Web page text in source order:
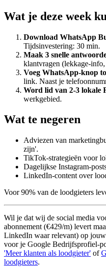
Wat je deze week
Download WhatsApp
Tijdsinvestering: 30 min.
Maak 3 snelle
klantvragen (lekkage-
Voeg WhatsApp-knop
link. Naast je
Word lid van 2-3 lokale
werkgebied.
Wat te negeren
Adviezen van
zijn'.
TikTok-strategieën voor
Dagelijkse Instagram-
LinkedIn-content over
Voor 90% van de loodgieters
Wil je dat wij de social media
abonnement (€429/m) levert
LinkedIn waar relevant) op
voor je Google Bedrijfsprofiel-
'Meer klanten als loodgieter' of
loodgieters.